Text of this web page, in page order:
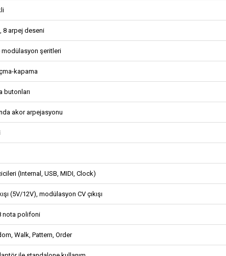
8 arpej deseni
şeritleri
kapama
butonları
akor arpejasyonu
(Internal, USB, MIDI, Clock)
(5V/12V), modülasyon CV çıkışı
nota polifoni
Walk, Pattern, Order